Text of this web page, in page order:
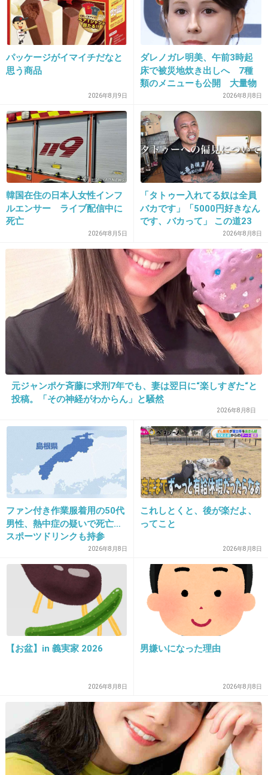
18. 匿名 2026/07/08(水) 20:40:22
この認知症のおじさんに危機感を持たないアメ
2026/07/08(水) 20:40:25
早く死ね
+38 -3
20. 匿名2026/07/08(水) 20:41:26
7件の返信
-86
21. 匿名
>>1
自己紹介乙乙乙
+9 -2
22. 匿名 2026/07/08(水) 20:41:39
じゃあ本気で再開しないと
港だけじゃなくいろいろ破壊して回ろう
23. 匿名2026/07/08(水) 20:41:51
当初からイランとの合意に数年掛かると思われてる
+5
い出しw
1件の返信
+23
パッケージがイマイチだなと
思う商品
2026年8月9日
ダレノガレ明美、午前3時起
床で被災地炊き出しへ 7種
類のメニューも公開 大量物
2026年8月8日
韓国在住の日本人女性インフ
ルエンサー ライブ配信中に
死亡
2026年8月5日
「タトゥー入れてる奴は全員
バカです」「5000円好きなん
です、バカって」 この道23
年の彫り師YouTuberの動画
が話題
2026年8月8日
元ジャンポケ斉藤に求刑7年でも、妻は翌日に“楽しすぎた“と
投稿。「その神経がわからん」と騒然
2026年8月8日
ファン付き作業服着用の50代
男性、熱中症の疑いで死亡…
スポーツドリンクも持参
2026年8月8日
これしとくと、後が楽だよ、
ってこと
2026年8月8日
【お盆】in 義実家 2026
2026年8月8日
男嫌いになった理由
2026年8月8日